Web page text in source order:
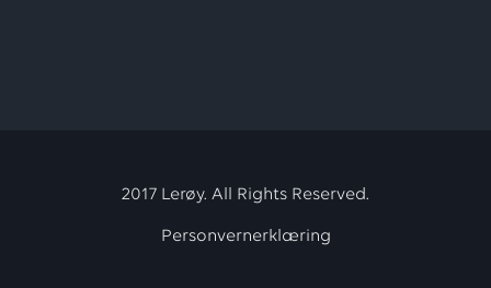
2017 Lerøy. All Rights Reserved.
Personvernerklæring